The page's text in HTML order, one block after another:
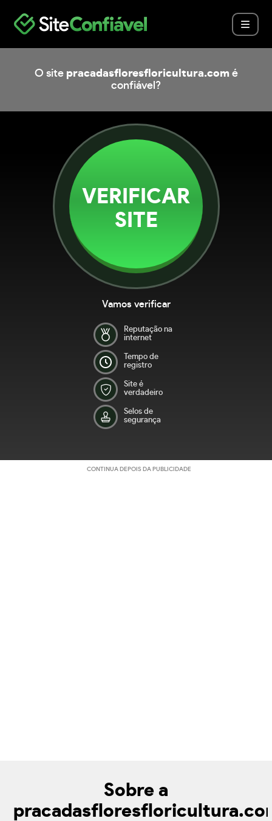
O site pracadasfloresfloricultura.com é
confiável?
VERIFICAR
SITE
Vamos verificar
Reputação na
internet
Tempo de
registro
Site é
verdadeiro
Selos de
segurança
CONTINUA DEPOIS DA PUBLICIDADE
Sobre a